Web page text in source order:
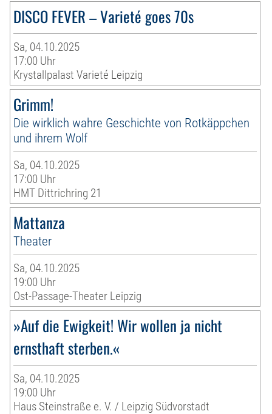
DISCO FEVER – Varieté goes 70s
Sa, 04.10.2025
17:00 Uhr
Krystallpalast Varieté Leipzig
Grimm!
Die wirklich wahre Geschichte von Rotkäppchen
und ihrem Wolf
Sa, 04.10.2025
17:00 Uhr
HMT Dittrichring 21
Mattanza
Theater
Sa, 04.10.2025
19:00 Uhr
Ost-Passage-Theater Leipzig
»Auf die Ewigkeit! Wir wollen ja nicht
ernsthaft sterben.«
Sa, 04.10.2025
19:00 Uhr
Haus Steinstraße e. V. / Leipzig Südvorstadt